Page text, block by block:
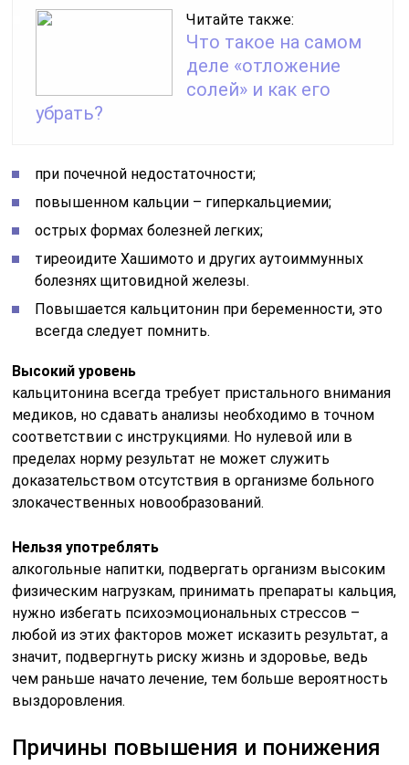
Читайте также:
Что такое на самом
деле «отложение
солей» и как его
убрать?
при почечной недостаточности;
повышенном кальции – гиперкальциемии;
острых формах болезней легких;
тиреоидите Хашимото и других аутоиммунных
болезнях щитовидной железы.
Повышается кальцитонин при беременности, это
всегда следует помнить.
Высокий уровень
кальцитонина всегда требует пристального внимания
медиков, но сдавать анализы необходимо в точном
соответствии с инструкциями. Но нулевой или в
пределах норму результат не может служить
доказательством отсутствия в организме больного
злокачественных новообразований.
Нельзя употреблять
алкогольные напитки, подвергать организм высоким
физическим нагрузкам, принимать препараты кальция,
нужно избегать психоэмоциональных стрессов –
любой из этих факторов может исказить результат, а
значит, подвергнуть риску жизнь и здоровье, ведь
чем раньше начато лечение, тем больше вероятность
выздоровления.
Причины повышения и понижения